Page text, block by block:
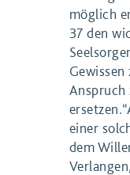
möglich
37 den
Anspruch
einer
dem